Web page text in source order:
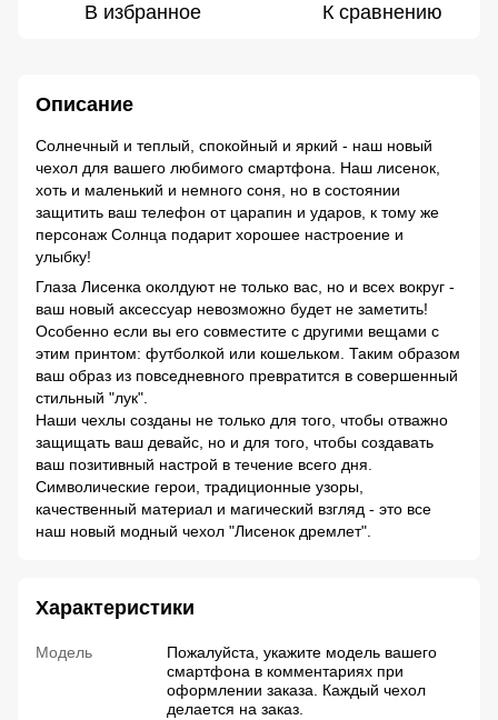
В избранное К сравнению
Описание
Солнечный и теплый, спокойный и яркий - наш новый
чехол для вашего любимого смартфона. Наш лисенок,
хоть и маленький и немного соня, но в состоянии
защитить ваш телефон от царапин и ударов, к тому же
персонаж Солнца подарит хорошее настроение и
улыбку!
Глаза Лисенка околдуют не только вас, но и всех вокруг -
ваш новый аксессуар невозможно будет не заметить!
Особенно если вы его совместите с другими вещами с
этим принтом: футболкой или кошельком. Таким образом
ваш образ из повседневного превратится в совершенный
стильный "лук".
Наши чехлы созданы не только для того, чтобы отважно
защищать ваш девайс, но и для того, чтобы создавать
ваш позитивный настрой в течение всего дня.
Символические герои, традиционные узоры,
качественный материал и магический взгляд - это все
наш новый модный чехол "Лисенок дремлет".
Характеристики
Модель
Пожалуйста, укажите модель вашего
смартфона в комментариях при
оформлении заказа. Каждый чехол
делается на заказ.